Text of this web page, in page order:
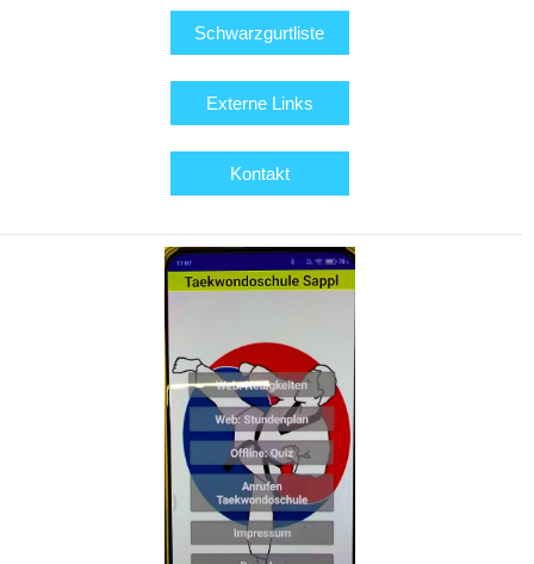
Schwarzgurtliste
Externe Links
Kontakt